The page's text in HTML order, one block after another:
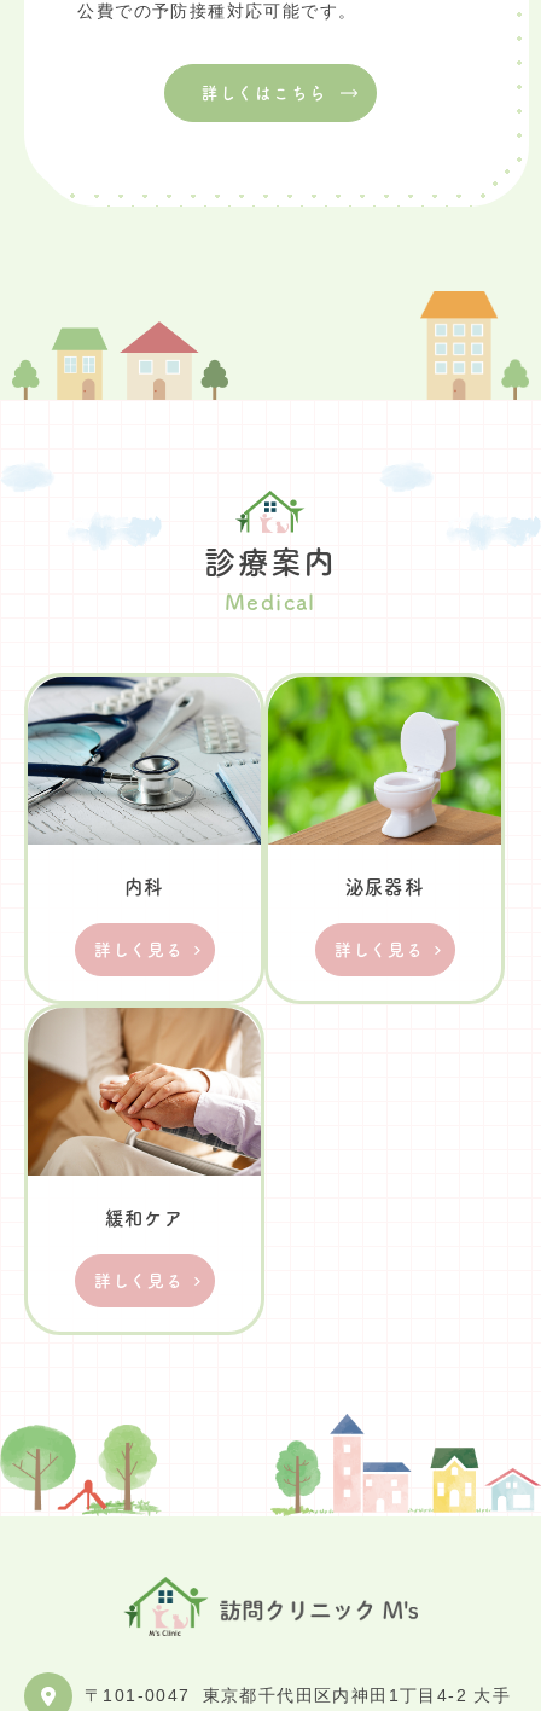
公費での予防接種対応可能です。
詳しくはこちら
診療案内
Medical
内科
詳しく見る
泌尿器科
詳しく見る
緩和ケア
詳しく見る
〒101-0047 東京都千代田区内神田1丁目4-2 大手